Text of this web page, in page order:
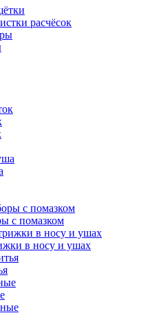
расчёсок
с помазком
в носу и ушах